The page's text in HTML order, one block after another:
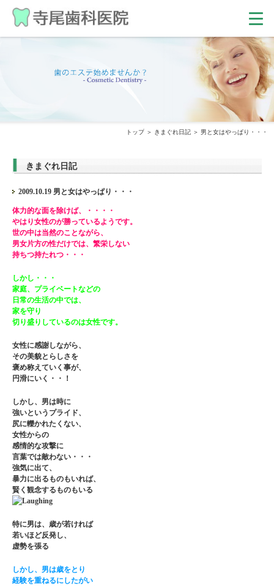
トップ きまぐれ日記 男と女はやっぱり・・・
きまぐれ日記
2009.10.19 男と女はやっぱり・・・
体力的な面を除けば、・・・・
やはり女性のが勝っているようです。
世の中は当然のことながら、
男女片方の性だけでは、繁栄しない
持ちつ持たれつ・・・
しかし・・・
家庭、プライベートなどの
日常の生活の中では、
家を守り
切り盛りしているのは女性です。
女性に感謝しながら、
その美貌とらしさを
褒め称えていく事が、
円滑にいく・・！
しかし、男は時に
強いというプライド、
尻に轢かれたくない、
女性からの
感情的な攻撃に
言葉では敵わない・・・
強気に出て、
暴力に出るものもいれば、
賢く観念するものもいる
特に男は、歳が若ければ
若いほど反発し、
虚勢を張る
しかし、男は歳をとり
経験を重ねるにしたがい